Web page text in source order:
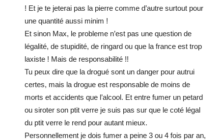
! Et je te jeterai pas la pierre comme d’autre surtout pour
une quantité aussi minim !
Et sinon Max, le probleme n’est pas une question de
légalité, de stupidité, de ringard ou que la france est trop
laxiste ! Mais de responsabilité !!
Tu peux dire que la drogué sont un danger pour autrui
certes, mais la drogue est responsable de moins de
morts et accidents que l’alcool. Et entre fumer un petard
ou siroter son ptit verre je suis pas sur que le coté légal
du ptit verre le rend pour autant mieux.
Personnellement je dois fumer a peine 3 ou 4 fois par an,